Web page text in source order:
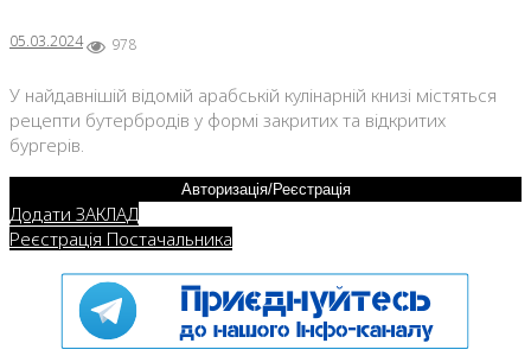
05.03.2024 978
У найдавнішій відомій арабській кулінарній книзі містяться
рецепти бутербродів у формі закритих та відкритих
бургерів.
Авторизація/Реєстрація
Додати ЗАКЛАД
Реєстрація Постачальника